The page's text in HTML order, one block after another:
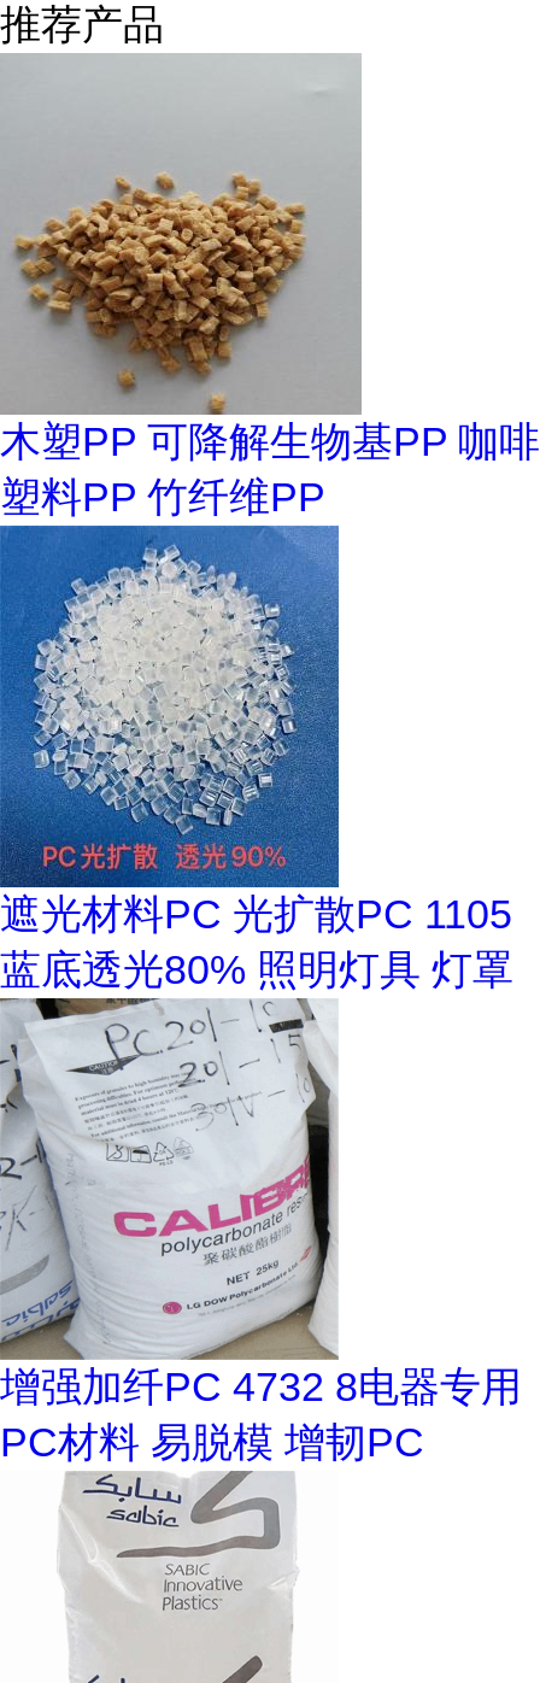
推荐产品
木塑PP 可降解生物基PP 咖啡
塑料PP 竹纤维PP
遮光材料PC 光扩散PC 1105
蓝底透光80% 照明灯具 灯罩
增强加纤PC 4732 8电器专用
PC材料 易脱模 增韧PC